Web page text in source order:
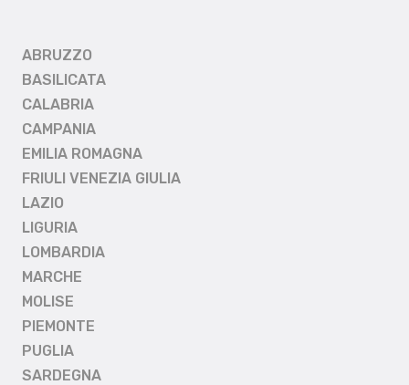
ABRUZZO
BASILICATA
CALABRIA
CAMPANIA
EMILIA ROMAGNA
FRIULI VENEZIA GIULIA
LAZIO
LIGURIA
LOMBARDIA
MARCHE
MOLISE
PIEMONTE
PUGLIA
SARDEGNA